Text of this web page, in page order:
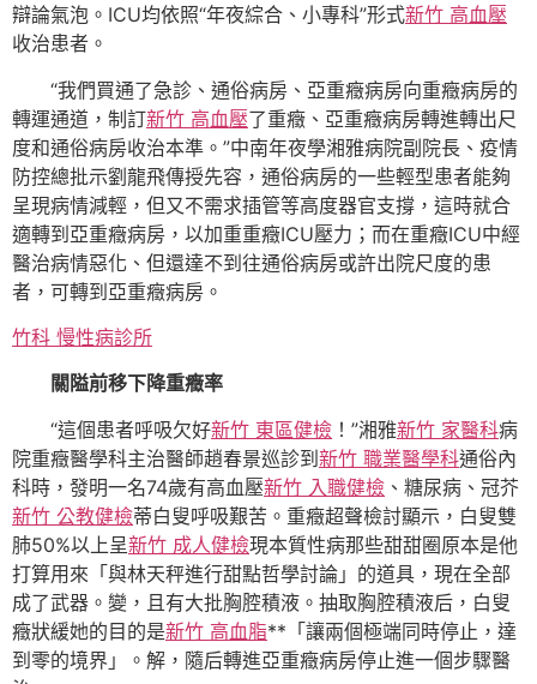
辯論氣泡。ICU均依照“年夜綜合、小專科”形式新竹 高血壓
收治患者。
“我們買通了急診、通俗病房、亞重癥病房向重癥病房的
轉運通道，制訂新竹 高血壓了重癥、亞重癥病房轉進轉出尺
度和通俗病房收治本準。”中南年夜學湘雅病院副院長、疫情
防控總批示劉龍飛傳授先容，通俗病房的一些輕型患者能夠
呈現病情減輕，但又不需求插管等高度器官支撐，這時就合
適轉到亞重癥病房，以加重重癥ICU壓力；而在重癥ICU中經
醫治病情惡化、但還達不到往通俗病房或許出院尺度的患
者，可轉到亞重癥病房。
竹科 慢性病診所
關隘前移下降重癥率
“這個患者呼吸欠好新竹 東區健檢 ！”湘雅新竹 家醫科病
院重癥醫學科主治醫師趙春景巡診到新竹 職業醫學科通俗內
科時，發明一名74歲有高血壓新竹 入職健檢 、糖尿病、冠芥
新竹 公教健檢蒂白叟呼吸艱苦。重癥超聲檢討顯示，白叟雙
肺50%以上呈新竹 成人健檢現本質性病那些甜甜圈原本是他
打算用來「與林天秤進行甜點哲學討論」的道具，現在全部
成了武器。變，且有大批胸腔積液。抽取胸腔積液后，白叟
癥狀緩她的目的是新竹 高血脂**「讓兩個極端同時停止，達
到零的境界」。解，隨后轉進亞重癥病房停止進一個步驟醫